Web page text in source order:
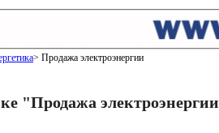
Продажа электроэнергии
"Продажа